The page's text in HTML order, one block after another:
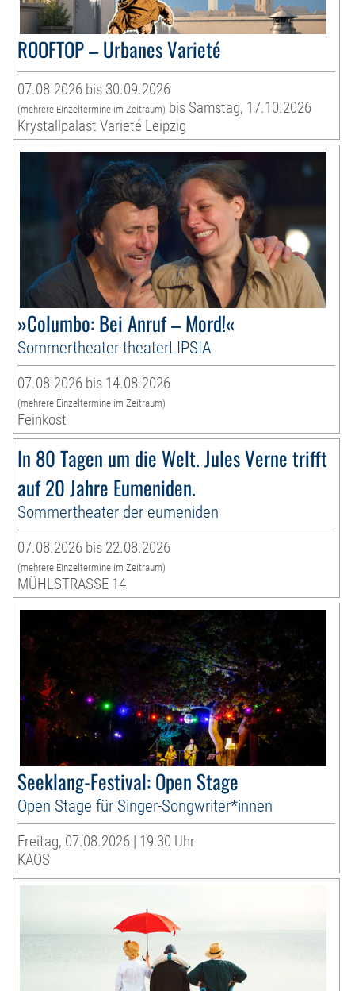
ROOFTOP – Urbanes Varieté
07.08.2026 bis 30.09.2026
(mehrere Einzeltermine im Zeitraum) bis Samstag, 17.10.2026
Krystallpalast Varieté Leipzig
»Columbo: Bei Anruf – Mord!«
Sommertheater theaterLIPSIA
07.08.2026 bis 14.08.2026
(mehrere Einzeltermine im Zeitraum)
Feinkost
In 80 Tagen um die Welt. Jules Verne trifft
auf 20 Jahre Eumeniden.
Sommertheater der eumeniden
07.08.2026 bis 22.08.2026
(mehrere Einzeltermine im Zeitraum)
MÜHLSTRASSE 14
Seeklang-Festival: Open Stage
Open Stage für Singer-Songwriter*innen
Freitag, 07.08.2026 | 19:30 Uhr
KAOS